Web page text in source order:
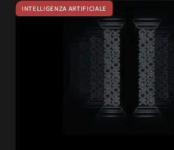
INTELLIGENZA ARTIFICIALE